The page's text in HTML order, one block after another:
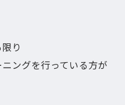
り
ングを行っている方が